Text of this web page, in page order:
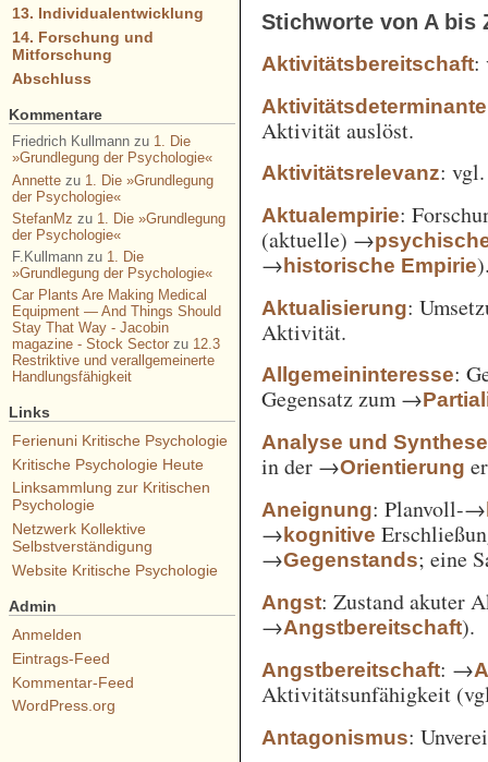
Stichworte von A bis
Aktivitätsbereitschaft:
Aktivitätsdeterminante
Aktivität auslöst.
Aktivitätsrelevanz:
Aktualempirie:
(aktuelle) →
→historische Empirie
Aktualisierung:
Aktivität.
Allgemeininteresse:
Gegensatz zum →
Analyse und Synthese
in der →Orientierung
Aneignung: Planvoll-→
→kognitive
→Gegenstands; eine
Angst: Zustand akuter
→Angstbereitschaft).
Angstbereitschaft: →
Aktivitätsunfähigkeit
Antagonismus:
13. Individualentwicklung
14. Forschung und
Mitforschung
Abschluss
Kommentare
Friedrich Kullmannzu 1. Die
»Grundlegung der Psychologie«
Annettezu 1. Die »Grundlegung
der Psychologie«
StefanMz zu 1. Die »Grundlegung
der Psychologie«
F.Kullmannzu 1. Die
»Grundlegung der Psychologie«
Car Plants Are Making Medical
Equipment — And Things Should
Stay That Way - Jacobin
magazine - Stock Sectorzu 12.3
Restriktive und verallgemeinerte
Handlungsfähigkeit
Links
Ferienuni Kritische Psychologie
Kritische Psychologie Heute
Linksammlung zur Kritischen
Psychologie
Netzwerk Kollektive
Selbstverständigung
Website Kritische Psychologie
Admin
Anmelden
Eintrags-Feed
Kommentar-Feed
WordPress.org